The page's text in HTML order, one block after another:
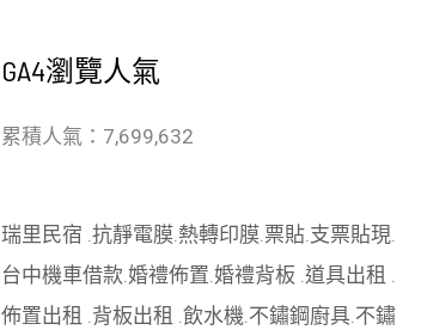
GA4瀏覽人氣
累積人氣：7,699,632
瑞里民宿 抗靜電膜. 熱轉印膜. 票貼. 支票貼現
台中機車借款 婚禮佈置 婚禮背板 道具出租
佈置出租 背板出租 飲水機 不鏽鋼廚具. 不鏽